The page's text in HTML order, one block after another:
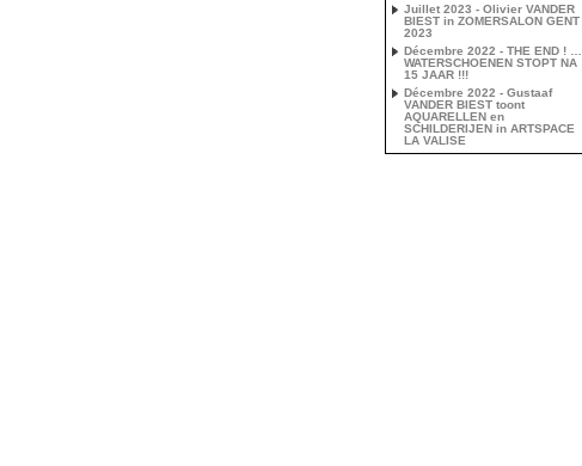
Juillet 2023 - Olivier VANDER
BIEST in ZOMERSALON GENT
2023
Décembre 2022 - THE END ! …
WATERSCHOENEN STOPT NA
15 JAAR !!!
Décembre 2022 - Gustaaf
VANDER BIEST toont
AQUARELLEN en
SCHILDERIJEN in ARTSPACE
LA VALISE